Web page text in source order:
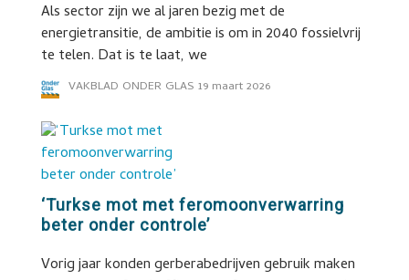
Als sector zijn we al jaren bezig met de
energietransitie, de ambitie is om in 2040 fossielvrij
te telen. Dat is te laat, we
VAKBLAD ONDER GLAS 19 maart 2026
‘Turkse mot met feromoonverwarring
beter onder controle’
Vorig jaar konden gerberabedrijven gebruik maken